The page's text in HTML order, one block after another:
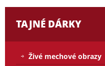
TAJNÉ DÁRKY
Živé mechové obrazy